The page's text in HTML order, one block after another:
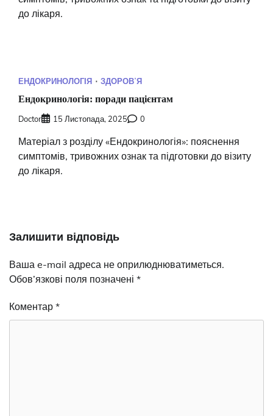
до лікаря.
ЕНДОКРИНОЛОГІЯ ЗДОРОВʼЯ
Ендокринологія: поради пацієнтам
Doctor 15 Листопада, 2025 0
Матеріал з розділу «Ендокринологія»: пояснення
симптомів, тривожних ознак та підготовки до візиту
до лікаря.
Залишити відповідь
Ваша e-mail адреса не оприлюднюватиметься.
Обов’язкові поля позначені *
Коментар *